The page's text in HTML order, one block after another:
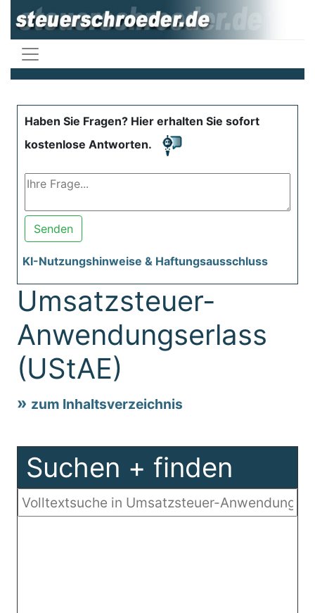
Haben Sie Fragen? Hier erhalten Sie sofort
kostenlose Antworten.
Senden
KI-Nutzungshinweise & Haftungsausschluss
Umsatzsteuer-
Anwendungserlass
(UStAE)
zum Inhaltsverzeichnis
Suchen + finden